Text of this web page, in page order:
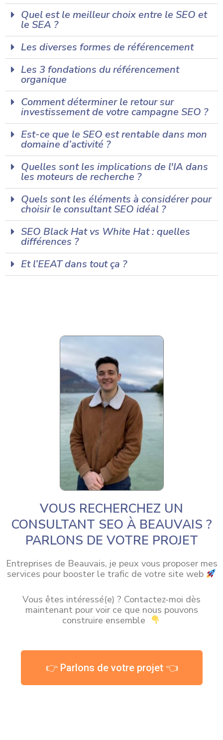
Quel est le meilleur choix entre le SEO et
le SEA ?
Les diverses formes de référencement
Les 3 fondations du référencement
organique
Comment déterminer le retour sur
investissement de votre campagne SEO ?
Est-ce que le SEO est rentable dans mon
domaine d’activité ?
Quelles sont les implications de l'IA dans
les moteurs de recherche ?
Quels sont les éléments à considérer pour
choisir le consultant SEO idéal ?
SEO Black Hat vs White Hat : quelles
différences ?
Et l’EEAT dans tout ça ?
VOUS RECHERCHEZ UN
CONSULTANT SEO À BEAUVAIS ?
PARLONS DE VOTRE PROJET
Entreprises de Beauvais, je peux vous proposer mes
services pour booster le trafic de votre site web
Vous êtes intéressé(e) ? Contactez-moi dès
maintenant pour voir ce que nous pouvons
construire ensemble
👉 Parlons de votre projet 👈